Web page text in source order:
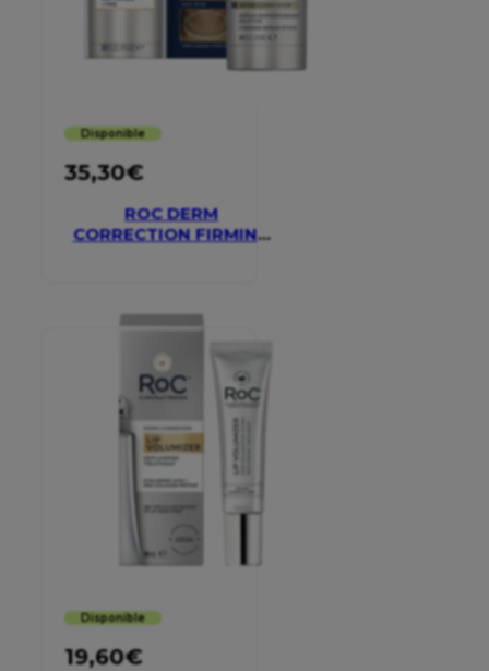
Disponible
35,30€
ROC DERM
CORRECTION FIRMING
Disponible
19,60€